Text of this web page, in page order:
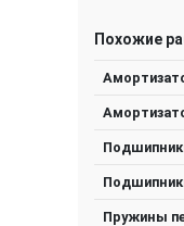
Похожие
Пружины